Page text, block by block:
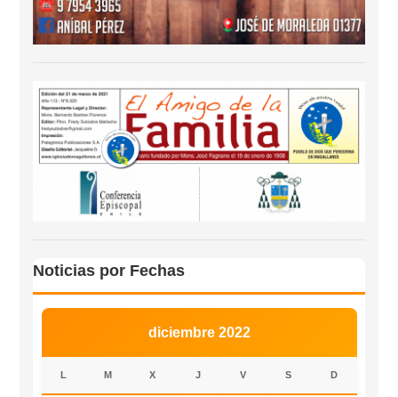
Noticias por Fechas
diciembre 2022
L M X J V S D